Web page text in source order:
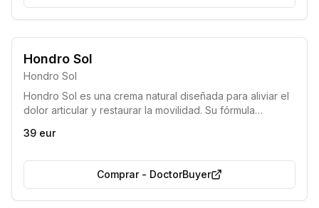
Hondro Sol
Hondro Sol
Hondro Sol es una crema natural diseñada para aliviar el
dolor articular y restaurar la movilidad. Su fórmula
ingredientes para ofrecer una solución integral contra las
devolviendo la fuerza de la naturaleza para proteger su
39 eur
Comprar- DoctorBuyer